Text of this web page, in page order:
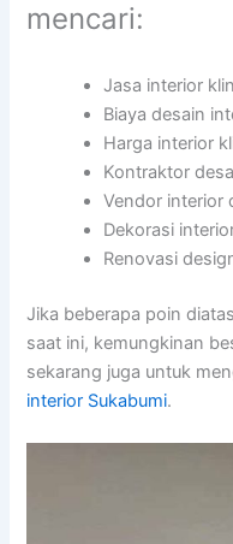
mencari:
Jasa interior
Biaya desain
Harga interior
Kontraktor
Vendor interior
Dekorasi
Renovasi
Jika beberapa poin
saat ini, kemungkinan
sekarang juga untuk
interior Sukabumi.